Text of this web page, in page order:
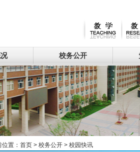
校务公开
位置： 首页 > 校务公开 > 校园快讯